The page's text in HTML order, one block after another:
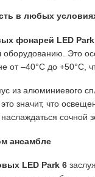
в любых
фонарей LED
оборудованию . Это
от –40°C до +50°C,
из алюминиевого
значит, что
ансамбле
LED Park 6